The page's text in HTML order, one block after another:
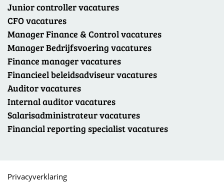
Junior controller vacatures
CFO vacatures
Manager Finance & Control vacatures
Manager Bedrijfsvoering vacatures
Finance manager vacatures
Financieel beleidsadviseur vacatures
Auditor vacatures
Internal auditor vacatures
Salarisadministrateur vacatures
Financial reporting specialist vacatures
Privacyverklaring